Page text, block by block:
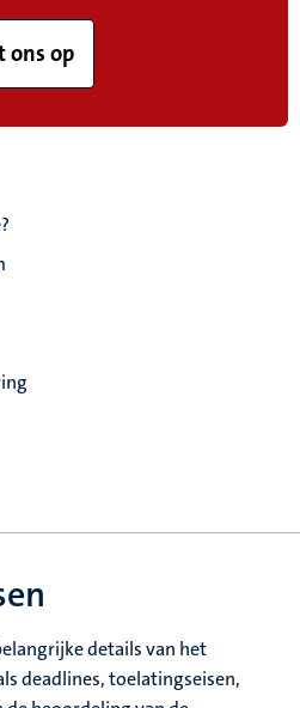
ons op
details van het
deadlines, toelatingseisen,